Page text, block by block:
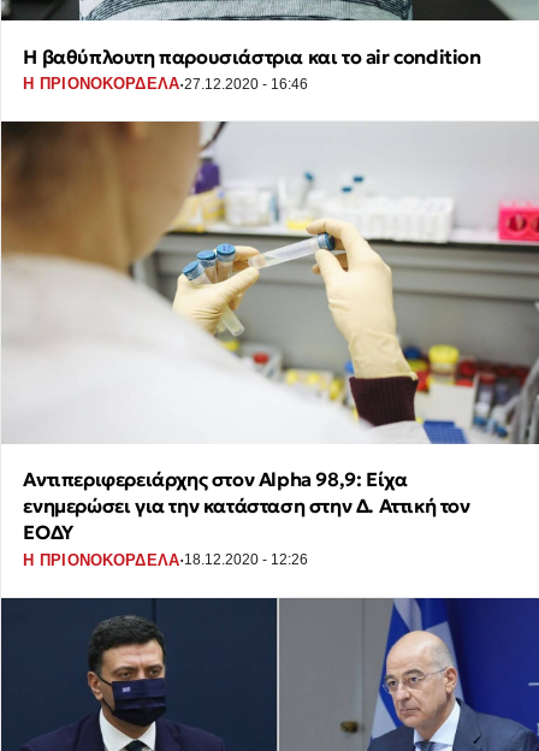
Η βαθύπλουτη παρουσιάστρια και το air condition
Η ΠΡΙΟΝΟΚΟΡΔΕΛΑ·27.12.2020 - 16:46
Αντιπεριφερειάρχης στον Alpha 98,9: Είχα
ενημερώσει για την κατάσταση στην Δ. Αττική τον
ΕΟΔΥ
Η ΠΡΙΟΝΟΚΟΡΔΕΛΑ·18.12.2020 - 12:26